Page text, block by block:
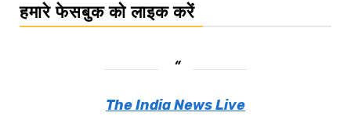
हमारे फेसबुक को लाइक करें
The India News Live